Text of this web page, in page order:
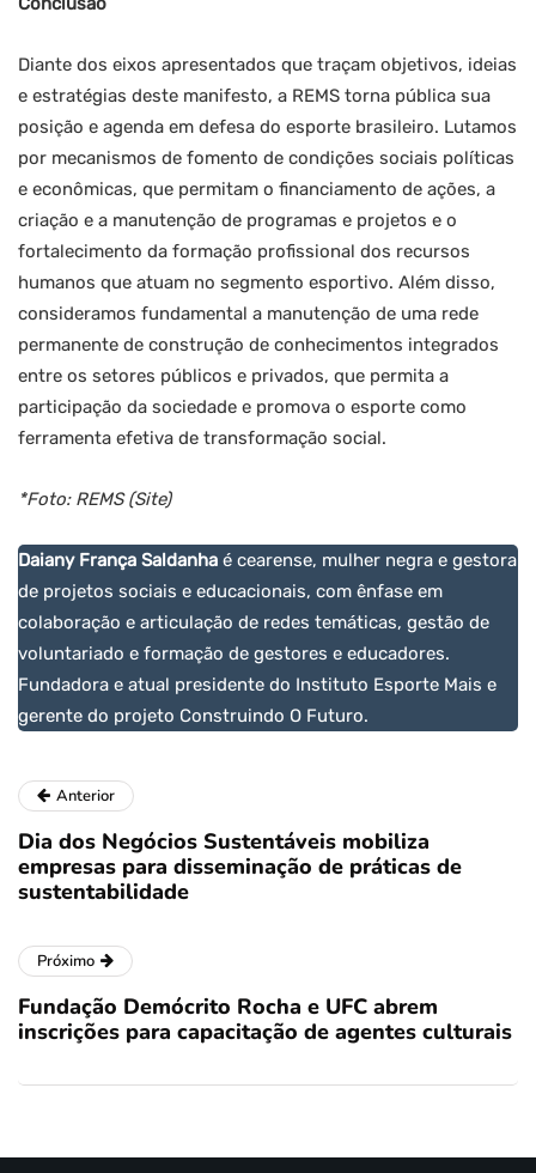
Diante dos eixos apresentados que traçam objetivos, ideias
e estratégias deste manifesto, a REMS torna pública sua
posição e agenda em defesa do esporte brasileiro. Lutamos
por mecanismos de fomento de condições sociais políticas
e econômicas, que permitam o financiamento de ações, a
criação e a manutenção de programas e projetos e o
fortalecimento da formação profissional dos recursos
humanos que atuam no segmento esportivo. Além disso,
consideramos fundamental a manutenção de uma rede
permanente de construção de conhecimentos integrados
entre os setores públicos e privados, que permita a
participação da sociedade e promova o esporte como
ferramenta efetiva de transformação social.
*Foto: REMS (Site)
Daiany França Saldanha é cearense, mulher negra e gestora
de projetos sociais e educacionais, com ênfase em
colaboração e articulação de redes temáticas, gestão de
voluntariado e formação de gestores e educadores.
Fundadora e atual presidente do Instituto Esporte Mais e
gerente do projeto Construindo O Futuro.
Anterior
Dia dos Negócios Sustentáveis mobiliza
empresas para disseminação de práticas de
sustentabilidade
Próximo
Fundação Demócrito Rocha e UFC abrem
inscrições para capacitação de agentes culturais